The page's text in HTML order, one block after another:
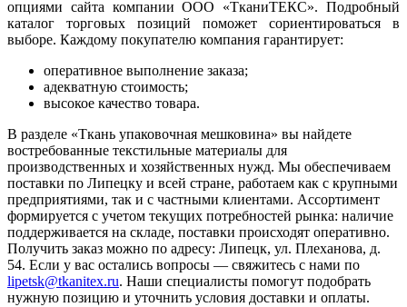
опциями сайта компании ООО «ТканиТЕКС». Подробный
каталог торговых позиций поможет сориентироваться в
выборе. Каждому покупателю компания гарантирует:
оперативное выполнение заказа;
адекватную стоимость;
высокое качество товара.
В разделе «Ткань упаковочная мешковина» вы найдете
востребованные текстильные материалы для
производственных и хозяйственных нужд. Мы обеспечиваем
поставки по Липецку и всей стране, работаем как с крупными
предприятиями, так и с частными клиентами. Ассортимент
формируется с учетом текущих потребностей рынка: наличие
поддерживается на складе, поставки происходят оперативно.
Получить заказ можно по адресу: Липецк, ул. Плеханова, д.
54. Если у вас остались вопросы — свяжитесь с нами по
lipetsk@tkanitex.ru. Наши специалисты помогут подобрать
нужную позицию и уточнить условия доставки и оплаты.